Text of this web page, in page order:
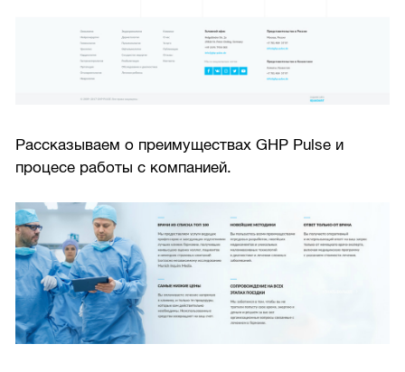
Рассказываем о преимуществах GHP Pulse и
процесе работы с компанией.